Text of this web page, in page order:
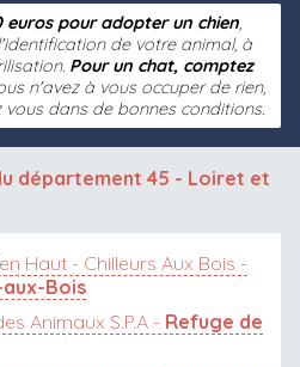
euros pour adopter un chien,
de votre animal, à
Pour un chat, comptez
n'avez à vous occuper de rien,
dans de bonnes conditions.
département 45 - Loiret et
Haut - Chilleurs Aux Bois -
Bois
Animaux S.P.A - Refuge de